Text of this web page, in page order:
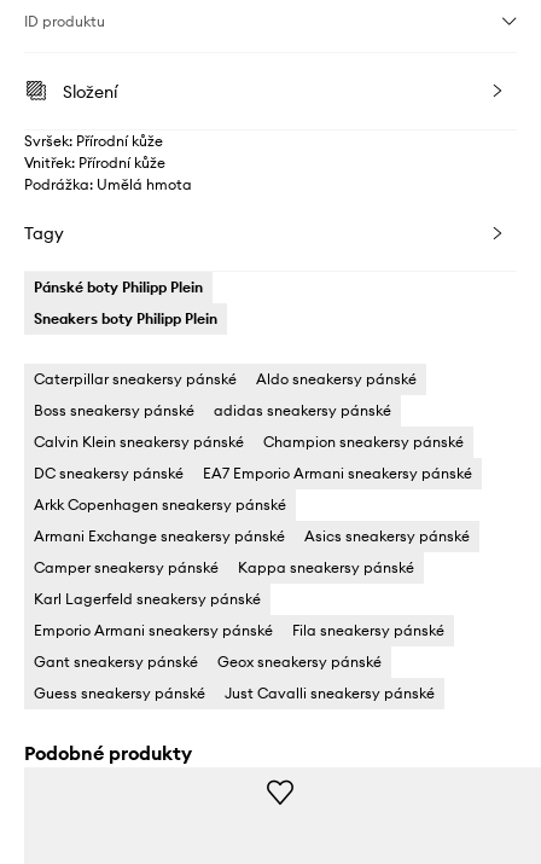
ID produktu
Složení
Svršek: Přírodní kůže
Vnitřek: Přírodní kůže
Podrážka: Umělá hmota
Tagy
Pánské boty Philipp Plein
Sneakers boty Philipp Plein
Caterpillar sneakersy pánské
Aldo sneakersy pánské
Boss sneakersy pánské
adidas sneakersy pánské
Calvin Klein sneakersy pánské
Champion sneakersy pánské
DC sneakersy pánské
EA7 Emporio Armani sneakersy pánské
Arkk Copenhagen sneakersy pánské
Armani Exchange sneakersy pánské
Asics sneakersy pánské
Camper sneakersy pánské
Kappa sneakersy pánské
Karl Lagerfeld sneakersy pánské
Emporio Armani sneakersy pánské
Fila sneakersy pánské
Gant sneakersy pánské
Geox sneakersy pánské
Guess sneakersy pánské
Just Cavalli sneakersy pánské
Podobné produkty